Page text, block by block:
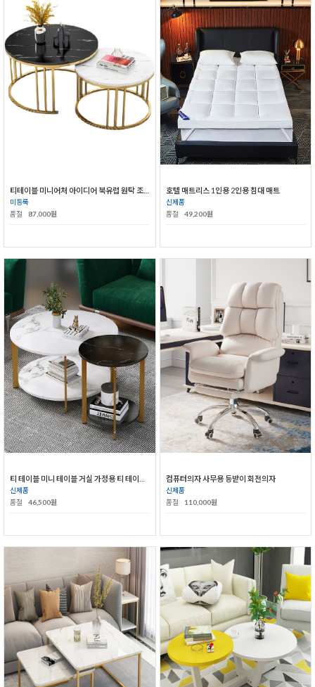
미등록
품절
87,000원
호텔 매트리스 1인용 2인용 침대 매트
신제품
품절
49,200원
신제품
품절
46,500원
컴퓨터의자 사무용 등받이 회전의자
신제품
품절
110,000원